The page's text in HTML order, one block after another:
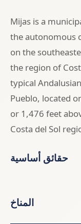
Mijas is a
the autonomous
on the
the region of
typical
Pueblo, located
or 1,476 feet
Costa del Sol
حقائق أساسية
المناخ